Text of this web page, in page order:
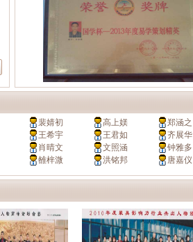
裴婧初 高上媄
郑涵之
王希宇 王君如
齐展华
肖晴文 文照涵
钟雅多
雒梓溦 洪铭邦 唐嘉仪